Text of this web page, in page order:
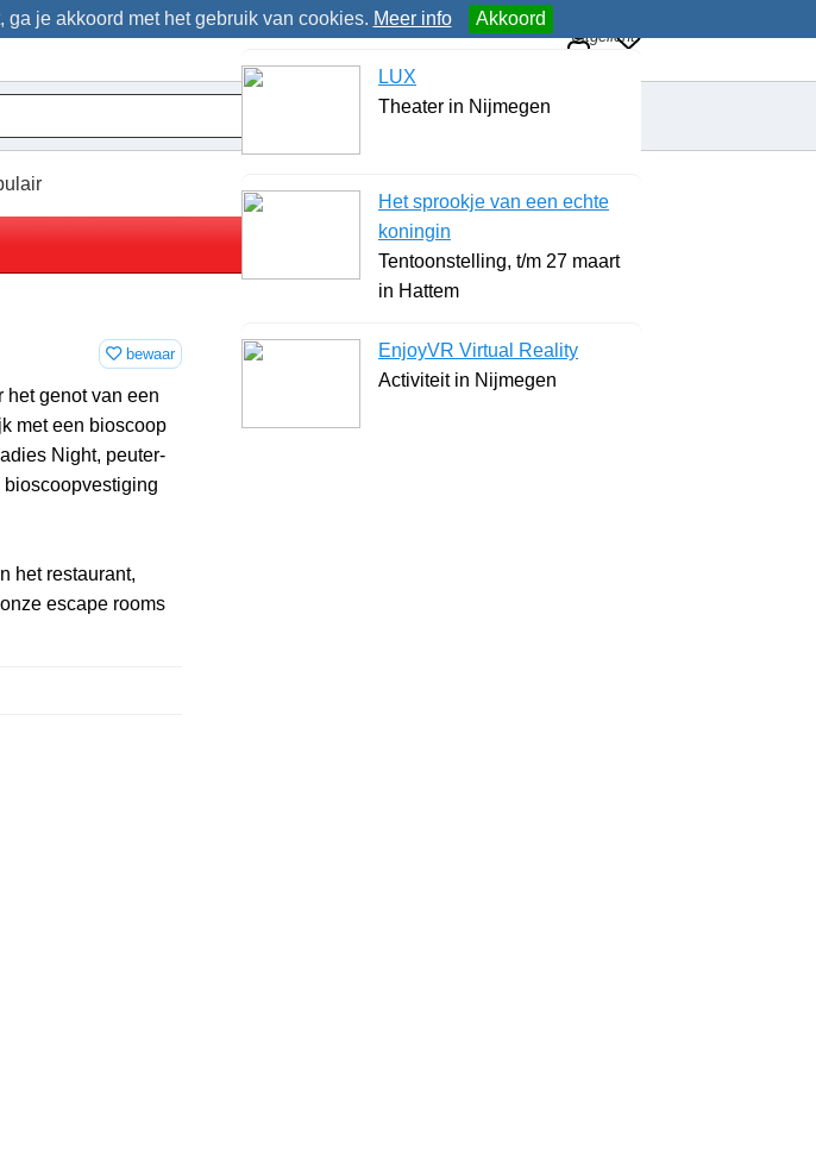
je akkoord met het gebruik van cookies. Meer info Akkoord
bewaar
genot van een
met een bioscoop
Night, peuter-
het restaurant,
escape rooms
Uitgelicht
LUX
Theater in Nijmegen
Het sprookje van een echte
koningin
Tentoonstelling, t/m 27 maart
in Hattem
EnjoyVR Virtual Reality
Activiteit in Nijmegen